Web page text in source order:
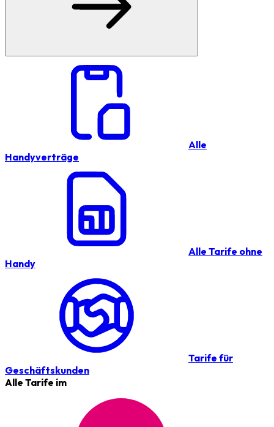
Alle
Handyverträge
Alle Tarife ohne
Handy
Tarife für
Geschäftskunden
Alle Tarife im